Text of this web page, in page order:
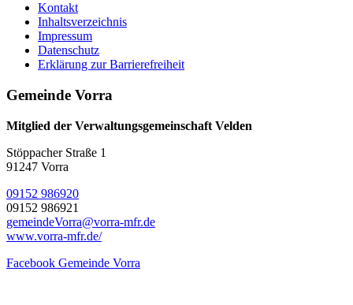
Kontakt
Inhaltsverzeichnis
Impressum
Datenschutz
Erklärung zur Barrierefreiheit
Gemeinde Vorra
Mitglied der Verwaltungsgemeinschaft Velden
Stöppacher Straße 1
91247 Vorra
09152 986920
09152 986921
gemeindeVorra@vorra-mfr.de
www.vorra-mfr.de/
Facebook Gemeinde Vorra